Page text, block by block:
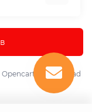
та кулі.
Opencart marketsklad